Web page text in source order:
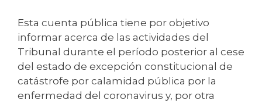
Esta cuenta pública tiene por objetivo
informar acerca de las actividades del
Tribunal durante el período posterior al cese
del estado de excepción constitucional de
catástrofe por calamidad pública por la
enfermedad del coronavirus y, por otra